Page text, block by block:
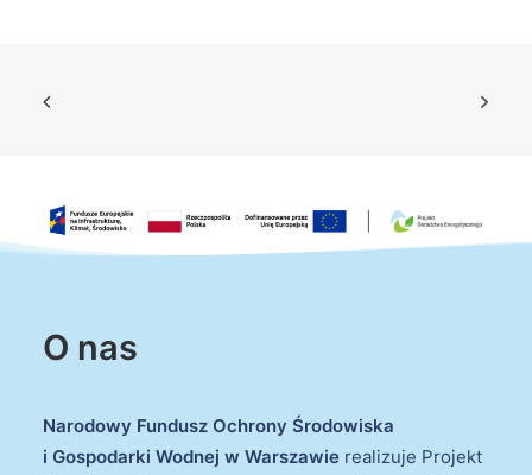
O nas
Narodowy Fundusz Ochrony Środowiska
i Gospodarki Wodnej w Warszawie realizuje Projekt